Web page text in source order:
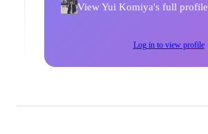
View Yui Komiya's full profile
Log in to view profile